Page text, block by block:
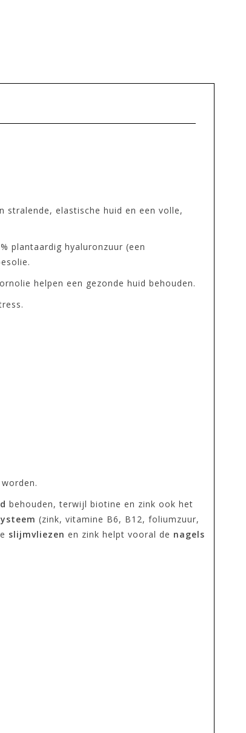
stralende, elastische huid en een volle,
plantaardig hyaluronzuur (een
helpen een gezonde huid behouden.
behouden, terwijl biotine en zink ook het
(zink, vitamine B6, B12, foliumzuur,
slijmvliezen en zink helpt vooral de nagels